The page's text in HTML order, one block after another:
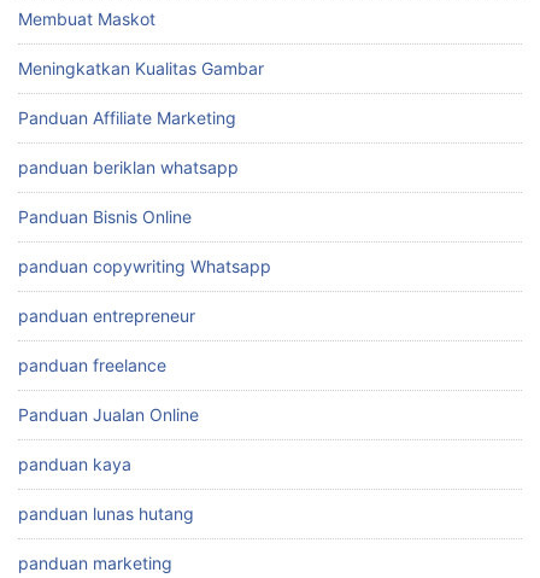
Membuat Maskot
Meningkatkan Kualitas Gambar
Panduan Affiliate Marketing
panduan beriklan whatsapp
Panduan Bisnis Online
panduan copywriting Whatsapp
panduan entrepreneur
panduan freelance
Panduan Jualan Online
panduan kaya
panduan lunas hutang
panduan marketing